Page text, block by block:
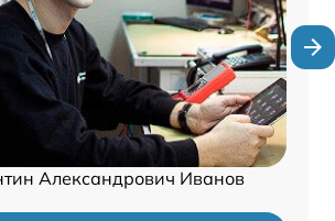
Александрович Иванов